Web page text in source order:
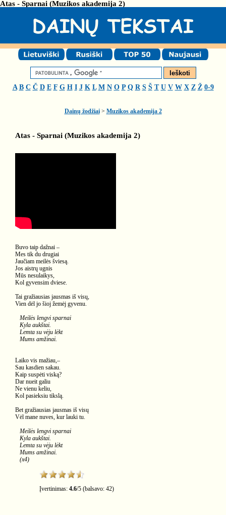
Atas - Sparnai (Muzikos akademija 2)
A B C Č D E F G H I J K L M N O P Q R S Š T U V W X Z Ž 0-9
Dainų žodžiai> Muzikos akademija 2
Atas - Sparnai (Muzikos akademija 2)
Buvo taip dažnai –
Mes tik du drugiai
Jaučiam meilės šviesą.
Jos aistrų ugnis
Mūs nesulaikys,
Kol gyvensim dviese.
Tai gražiausias jausmas iš visų,
Vien dėl jo šioj žemėj gyvenu.
Meilės lengvi sparnai
Kyla aukštai.
Lemta su vėju lėkt
Mums amžinai.
Laiko vis mažiau,–
Sau kasdien sakau.
Kaip suspėti viską?
Dar nueit galiu
Ne vienu keliu,
Kol pasieksiu tikslą.
Bet gražiausias jausmas iš visų
Vėl mane nuves, kur lauki tu.
Meilės lengvi sparnai
Kyla aukštai.
Lemta su vėju lėkt
Mums amžinai.
(x4)
Įvertinimas: 4.6/5 (balsavo: 42)